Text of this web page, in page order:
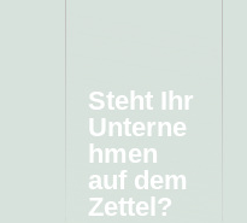
Steht Ihr
Unterne
hmen
auf dem
Zettel?